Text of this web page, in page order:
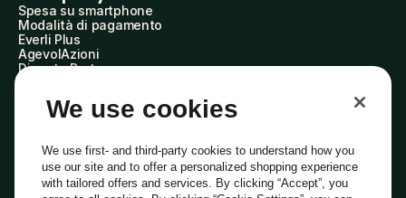
Spesa su smartphone
Modalità di pagamento
Everli Plus
AgevolAzioni
Diventa Partner
Everli Shoppers
About Us
Everli News
Domande frequenti
Lavora con noi
Diventa Shopper
We use cookies
We use first- and third-party cookies to understand how you
use our site and to offer a personalized shopping experience
with tailored offers and services. By clicking “Accept”, you